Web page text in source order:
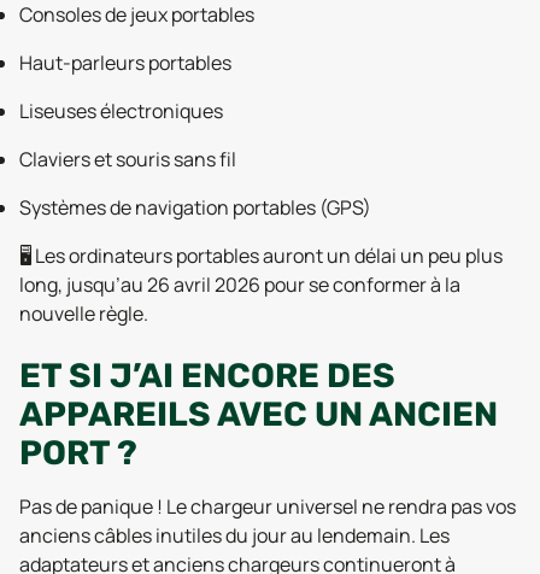
Consoles de jeux portables
Haut-parleurs portables
Liseuses électroniques
Claviers et souris sans fil
Systèmes de navigation portables (GPS)
🖥️ Les ordinateurs portables auront un délai un peu plus
long, jusqu’au 26 avril 2026 pour se conformer à la
nouvelle règle.
ET SI J’AI ENCORE DES
APPAREILS AVEC UN ANCIEN
PORT ?
Pas de panique ! Le chargeur universel ne rendra pas vos
anciens câbles inutiles du jour au lendemain. Les
adaptateurs et anciens chargeurs continueront à